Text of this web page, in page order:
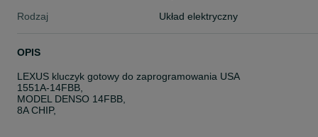
Rodzaj
Układ elektryczny
OPIS
LEXUS kluczyk gotowy do zaprogramowania USA
1551A-14FBB,
MODEL DENSO 14FBB,
8A CHIP,